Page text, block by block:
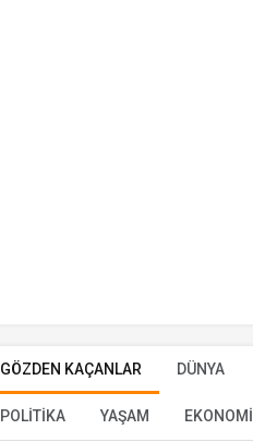
GÖZDEN KAÇANLAR DÜNYA
POLİTİKA YAŞAM EKONOMİ